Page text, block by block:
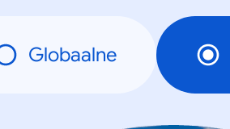
Globaalne